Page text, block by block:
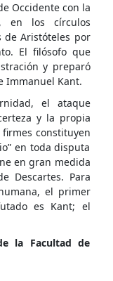
Occidente con la
en los círculos
de Aristóteles por
El filósofo que
y preparó
Immanuel Kant.
el ataque
y la propia
firmes constituyen
en toda disputa
en gran medida
Descartes. Para
el primer
es Kant; el
la Facultad de